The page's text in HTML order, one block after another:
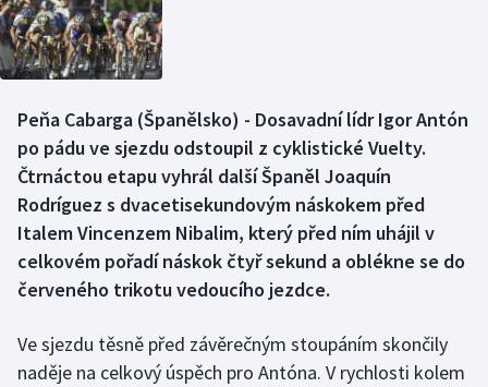
Dostihy
Futsal
Golf
Gymnastika
Házená
Jezdectví
Peňa Cabarga (Španělsko) - Dosavadní lídr Igor Antón
po pádu ve sjezdu odstoupil z cyklistické Vuelty.
Čtrnáctou etapu vyhrál další Španěl Joaquín
Rodríguez s dvacetisekundovým náskokem před
Italem Vincenzem Nibalim, který před ním uhájil v
celkovém pořadí náskok čtyř sekund a oblékne se do
červeného trikotu vedoucího jezdce.
Ve sjezdu těsně před závěrečným stoupáním skončily
naděje na celkový úspěch pro Antóna. V rychlosti kolem